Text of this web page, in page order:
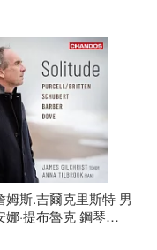
(64)
Annalisa Stroppa
soprano, act Léonor
Javier Camarena
act Fernand), Florian
(baritone, act
XI),Coro
Teatro Alla
/ Riccardo Frizza
/ Orchestra E Coro
Opera, Riccardo
姆斯.吉爾克里斯特 男
娜·提布魯克 鋼琴
Gilchrist, Anna